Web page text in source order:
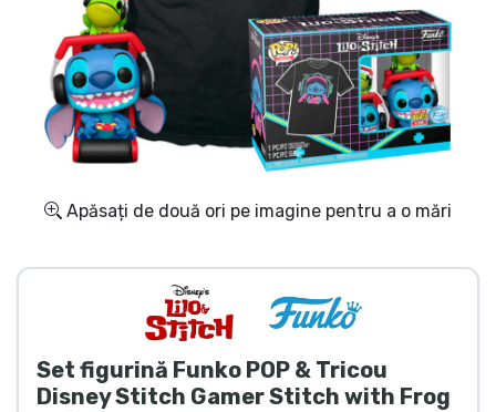
Apăsați de două ori pe imagine pentru a o mări
Set figurină Funko POP & Tricou
Disney Stitch Gamer Stitch with Frog
Transport și plată
Sortare după serie
Sortare după filme
Sortare după desene animate
Sortare după Anime
Sortare după jocuri
Sortare după sport